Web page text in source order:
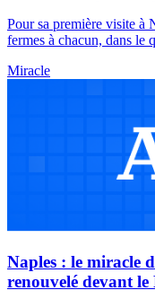
Pour sa première visite à
fermes à chacun, dans le
Miracle
Naples : le miracle
renouvelé devant le